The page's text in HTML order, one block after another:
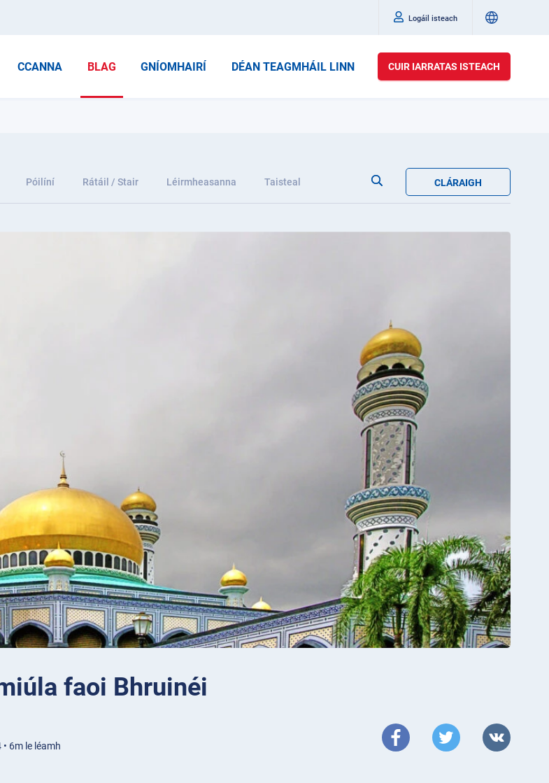
Logáil isteach
CCANNA BLAG GNÍOMHAIRÍ DÉAN TEAGMHÁIL LINN CUIR IARRATAS ISTEACH
Póilíní Rátáil / Stair Léirmheasanna Taisteal CLÁRAIGH
faoi Bhruinéi
6m le léamh